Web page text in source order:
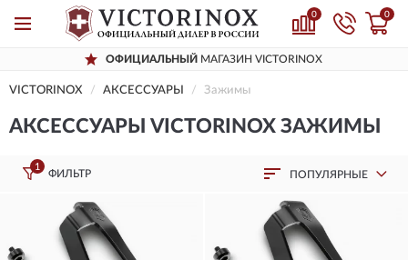
0 0
ОФИЦИАЛЬНЫЙ МАГАЗИН VICTORINOX
VICTORINOX AКСЕССУАРЫ Зажимы
AКСЕССУАРЫ VICTORINOX ЗАЖИМЫ
1
ФИЛЬТР ПОПУЛЯРНЫЕ